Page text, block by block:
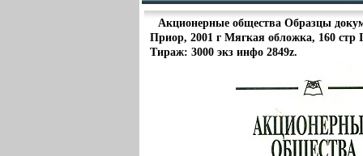
Акционерные общества Образцы
Приор, 2001 г Мягкая обложка, 160 стр
Тираж: 3000 экз инфо 2849z.